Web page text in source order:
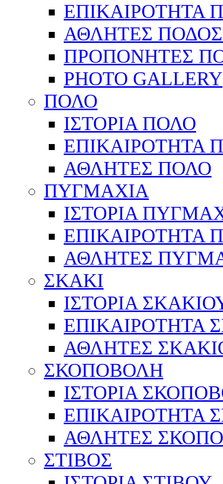
ΕΠΙΚΑΙΡΟΤΗΤΑ
ΑΘΛΗΤΕΣ
ΠΡΟΠΟΝΗΤΕΣ
PHOTO GALLERY
ΠΟΛΟ
ΙΣΤΟΡΙΑ ΠΟΛΟ
ΕΠΙΚΑΙΡΟΤΗΤΑ
ΑΘΛΗΤΕΣ ΠΟΛΟ
ΠΥΓΜΑΧΙΑ
ΙΣΤΟΡΙΑ
ΕΠΙΚΑΙΡΟΤΗΤΑ
ΑΘΛΗΤΕΣ
ΣΚΑΚΙ
ΙΣΤΟΡΙΑ
ΕΠΙΚΑΙΡΟΤΗΤΑ
ΑΘΛΗΤΕΣ
ΣΚΟΠΟΒΟΛΗ
ΙΣΤΟΡΙΑ
ΕΠΙΚΑΙΡΟΤΗΤΑ
ΑΘΛΗΤΕΣ
ΣΤΙΒΟΣ